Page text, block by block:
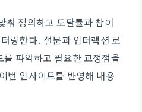
춰 정의하고 도달률과 참여
링한다. 설문과 인터랙션 로
파악하고 필요한 교정점을
번 인사이트를 반영해 내용